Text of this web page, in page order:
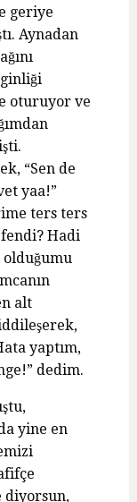
geriye
Aynadan
oturuyor ve
“Sen de
yaa!”
ters ters
Hadi
olduğumu
alt
yaptım,
dedim.
yine en
diyorsun,